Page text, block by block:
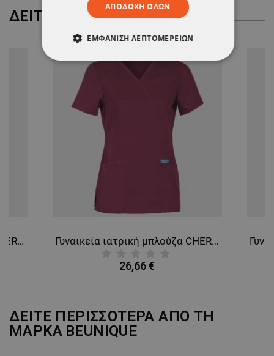
ΔΕΊΤΕ ΠΕΡΙΣΣΌΤΕΡΑ
Γυναικεία ιατρική μπλούζα CHEROKEE WRAP BURGUNDY WWE610
26,66 €
ΔΕΙΤΕ ΠΕΡΙΣΣΟΤΕΡΑ ΑΠΟ ΤΗ
ΜΑΡΚΑ BEUNIQUE
ΑΠΟΔΟΧΉ ΌΛΩΝ
ΕΜΦΆΝΙΣΗ ΛΕΠΤΟΜΕΡΕΙΏΝ
ΑΠΟΛΎΤΩΣ ΑΠΑΡΑΊΤΗΤΑ
ΣΤΌΧΕΥΣΗΣ
ΛΕΙΤΟΥΡΓΙΚΌΤΗΤΑΣ
ΜΗ ΤΑΞΙΝΟΜΗΜΈΝΑ